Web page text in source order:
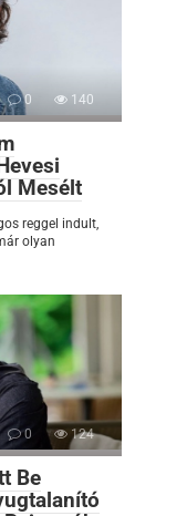
0 140
Mesélt
reggel indult,
olyan
0 124
Be